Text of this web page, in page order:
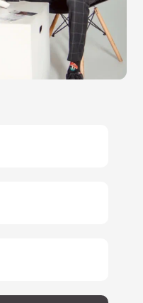
скидку 5%